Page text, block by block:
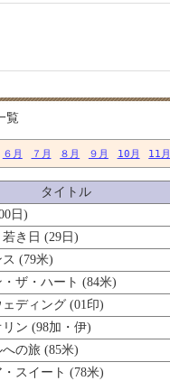
覧
６月 ７月 ８月 ９月 10月 11月
タイトル
日)
き日 (29日)
(79米)
ザ・ハート (84米)
ディング (01印)
ン (98加・伊)
の旅 (85米)
スイート (78米)